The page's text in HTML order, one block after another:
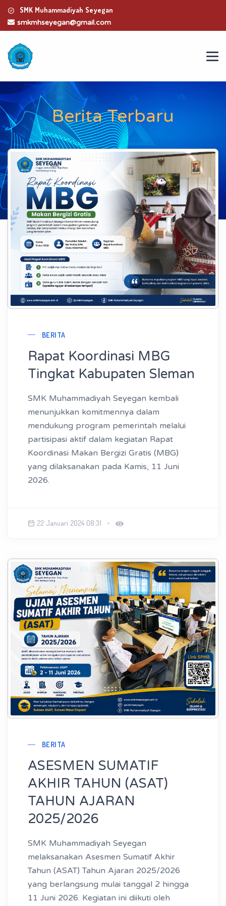
SMK Muhammadiyah Seyegan
smkmhseyegan@gmail.com
Berita Terbaru
BERITA
Rapat Koordinasi MBG
Tingkat Kabupaten Sleman
SMK Muhammadiyah Seyegan kembali
menunjukkan komitmennya dalam
mendukung program pemerintah melalui
partisipasi aktif dalam kegiatan Rapat
Koordinasi Makan Bergizi Gratis (MBG)
yang dilaksanakan pada Kamis, 11 Juni
2026.
22 Januari 2024 08:31
BERITA
ASESMEN SUMATIF
AKHIR TAHUN (ASAT)
TAHUN AJARAN
2025/2026
SMK Muhammadiyah Seyegan
melaksanakan Asesmen Sumatif Akhir
Tahun (ASAT) Tahun Ajaran 2025/2026
yang berlangsung mulai tanggal 2 hingga
11 Juni 2026. Kegiatan ini diikuti oleh